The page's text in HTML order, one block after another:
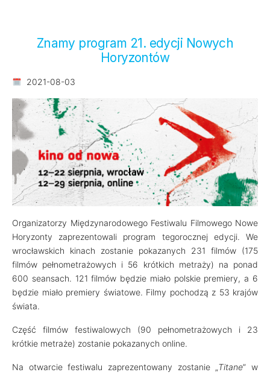
Znamy program 21. edycji Nowych
Horyzontów
2021-08-03
Organizatorzy Międzynarodowego Festiwalu Filmowego Nowe
Horyzonty zaprezentowali program tegorocznej edycji. We
wrocławskich kinach zostanie pokazanych 231 filmów (175
filmów pełnometrażowych i 56 krótkich metraży) na ponad
600 seansach. 121 filmów będzie miało polskie premiery, a 6
będzie miało premiery światowe. Filmy pochodzą z 53 krajów
świata.
Część filmów festiwalowych (90 pełnometrażowych i 23
krótkie metraże) zostanie pokazanych online.
Na otwarcie festiwalu zaprezentowany zostanie „Titane” w